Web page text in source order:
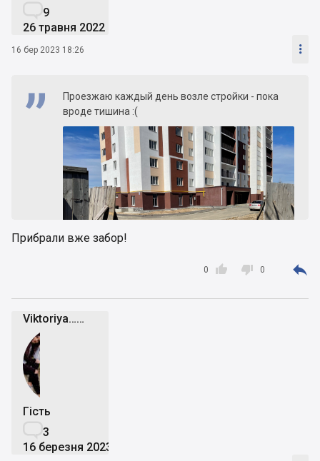
9
26 травня 2022
16 бер 2023 18:26 
Проезжаю каждый день возле стройки - пока
вроде тишина :(
Прибрали вже забор!

0  0 
Viktoriya……
Гість
3
16 березня 2023